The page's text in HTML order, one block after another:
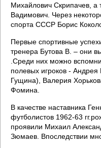
Михайлович Скрипачев,
Вадимович. Через
спорта СССР Борис
Первые спортивные
тренера Бутова В. – они
.Среди них можно
полевых игроков -
Гущина), Валерия
Фомина.
В качестве наставника
футболистов 1962-63
проявили Михаил
Зюмаев. Впоследствии